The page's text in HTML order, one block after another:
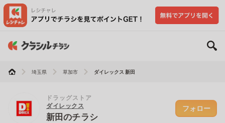
埼玉県 草加市 ダイレックス 新田
ドラッグストア
ダイレックス
新田のチラシ
フォロー